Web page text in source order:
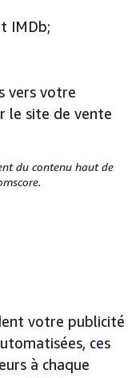
IMDb;
vers votre
le site de vente
du contenu haut de
votre publicité
ces
à chaque